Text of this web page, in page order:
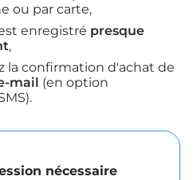
ou par carte,
enregistré presque
,
la confirmation d'achat de
mail (en option
nécessaire